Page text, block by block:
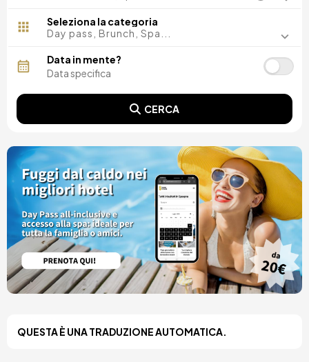
Malaga, Spagna
Costa del Sol, Spagna
Tarragona, Spagna
Tenerife, Spagna
Alicante, Spagna
Sevilla, Spagna
Pontevedra, Spagna
Lisbona, Portugal
Menorca, Spagna
Girona, Spagna
Gran Canaria, Spagna
Roma, Italia
Valencia, Spagna
Granada, Spagna
Oporto, Portugal
Punta Cana, Repubblica Dominicana
Caceres, Spagna
Parres, Spagna
Bilbao, Spagna
Seleziona la categoria
Day pass, Brunch, Spa...
Data in mente?
CERCA
QUESTA È UNA TRADUZIONE AUTOMATICA.